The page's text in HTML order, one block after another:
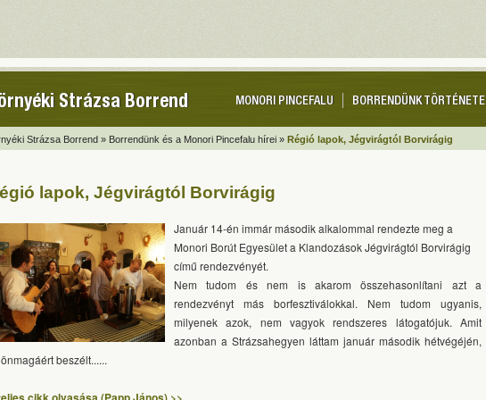
Strázsa Borrend BORRENDÜNK TÖRTÉNETE
MONORI PINCEFALU
Strázsa Borrend » Borrendünk és a Monori Pincefalu hírei » Régió lapok, Jégvirágtól Borvirágig
lapok, Jégvirágtól Borvirágig
Január 14-én immár második alkalommal rendezte meg a
Monori Borút Egyesület a Klandozások Jégvirágtól Borvirágig
című rendezvényét.
Nem tudom és nem is akarom összehasonlítani azt a
rendezvényt más borfesztiválokkal. Nem tudom ugyanis,
milyenek azok, nem vagyok rendszeres látogatójuk. Amit
azonban a Strázsahegyen láttam január második hétvégéjén,
beszélt......